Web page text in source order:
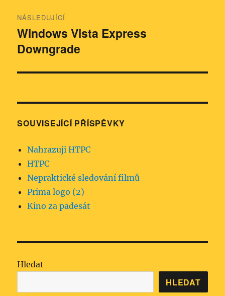
NÁSLEDUJÍCÍ
Následující
příspěvek:
Windows Vista Express
Downgrade
SOUVISEJÍCÍ PŘÍSPĚVKY
Nahrazuji HTPC
HTPC
Nepraktické sledování filmů
Prima logo (2)
Kino za padesát
Hledat
HLEDAT